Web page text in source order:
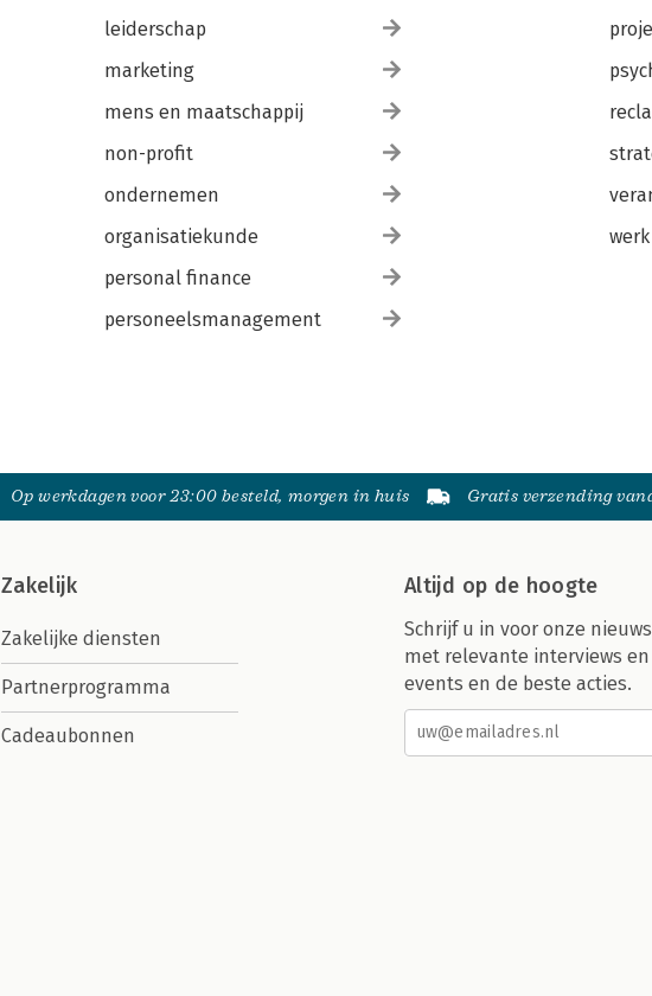
leiderschap
marketing
mens en maatschappij
non-profit
ondernemen
organisatiekunde
personal finance
personeelsmanagement
Op werkdagen voor 23:00 besteld, morgen in huis Gratis verzending
Zakelijk
Zakelijke diensten
Partnerprogramma
Cadeaubonnen
Altijd op de hoogte
Schrijf u in voor onze
met relevante interviews
events en de beste acties.